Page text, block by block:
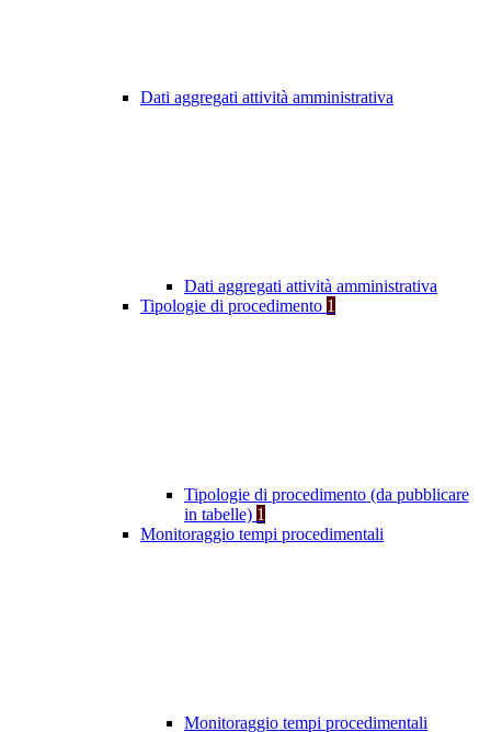
Dati aggregati attività amministrativa
Dati aggregati attività amministrativa
Tipologie di procedimento 1
Tipologie di procedimento (da pubblicare
in tabelle) 1
Monitoraggio tempi procedimentali
Monitoraggio tempi procedimentali